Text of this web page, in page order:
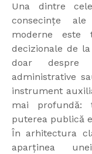
Una dintre
consecințe
moderne este
decizionale de
doar despre
administrative
instrument
mai profundă:
puterea publică
În arhitectura
aparținea